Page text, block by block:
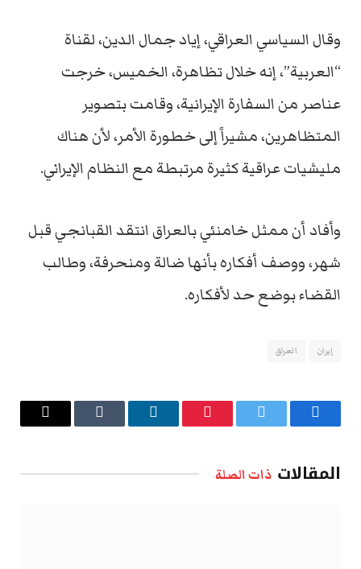
وقال السياسي العراقي، إياد جمال الدين، لقناة
“العربية”، إنه خلال تظاهرة، الخميس، خرجت
عناصر من السفارة الإيرانية، وقامت بتصوير
المتظاهرين، مشيراً إلى خطورة الأمر، لأن هناك
مليشيات عراقية كثيرة مرتبطة مع النظام الإيراني.
وأفاد أن ممثل خامنئي بالعراق انتقد القبانجي قبل
شهر، ووصف أفكاره بأنها ضالة ومنحرفة، وطالب
القضاء بوضع حد لأفكاره.
إيران العراق
فيسبوك تويتر بينتيريستلينكدإن Tumblr
البريد
المقالات ذات الصلة